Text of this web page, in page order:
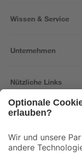
Wissen & Service
Unternehmen
Nützliche Links
Der toom Newsletter: